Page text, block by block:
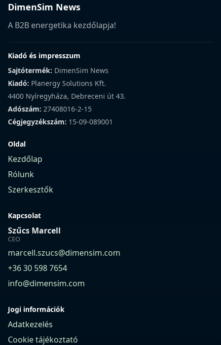
DimenSim News
A B2B energetika kezdőlapja!
Kiadó és impresszum
Sajtótermék: DimenSim News
Kiadó: Planergy Solutions Kft.
4400 Nyíregyháza, Debreceni út 43.
Adószám: 27408016-2-15
Cégjegyzékszám: 15-09-089001
Oldal
Kezdőlap
Rólunk
Szerkesztők
Kapcsolat
Szűcs Marcell
CEO
marcell.szucs@dimensim.com
+36 30 598 7654
info@dimensim.com
Jogi információk
Adatkezelés
Cookie tájékoztató